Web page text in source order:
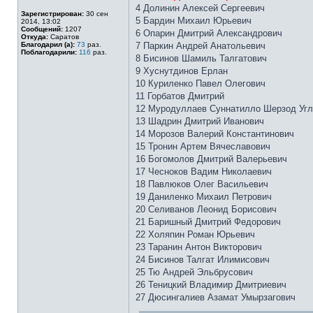
Зарегистрирован: 30 сен
2014, 13:02
Сообщений: 1207
Откуда: Саратов
Благодарил (а): 73 раз.
Поблагодарили: 116 раз.
4 Долинин Алексей Сергеевич
5 Бардин Михаил Юрьевич
6 Опарин Дмитрий Александрович
7 Паркин Андрей Анатольевич
8 Бисинов Шамиль Талгатович
9 Хуснутдинов Ерлан
10 Куриленко Павел Олегович
11 Горбатов Дмитрий
12 Муродуллаев Суннатилло Шерзод
13 Шадрин Дмитрий Иванович
14 Морозов Валерий Константинович
15 Тронин Артем Вячеславович
16 Богомолов Дмитрий Валерьевич
17 Чесноков Вадим Николаевич
18 Павлюков Олег Васильевич
19 Даниленко Михаил Петрович
20 Селиванов Леонид Борисович
21 Баришный Дмитрий Федорович
22 Холяпин Роман Юрьевич
23 Таранин Антон Викторович
24 Бисинов Талгат Илимисович
25 Тю Андрей Эльбрусович
26 Теницкий Владимир Дмитриевич
27 Дюсингалиев Азамат Умырзагович